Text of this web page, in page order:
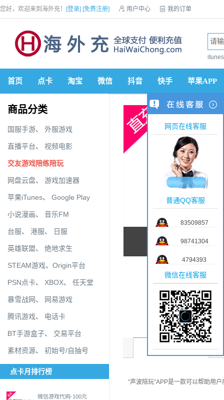
您好，欢迎来到海外充！ [登录] [免费注册]  用户中心  我的订单
首页 点卡 淘宝 微信 抖音 快手 苹果APP
商品分类
国服手游、 外服游戏
直播平台、 视频电影
交友游戏陪练陪玩
网盘云盘、 游戏加速器
苹果iTunes、 Google Play
小说漫画、 音乐FM
台服、 港服、 日服
英雄联盟、 绝地求生
STEAM游戏、 Origin平台
PSN点卡、 XBOX、 任天堂
暴雪战网、 网易游戏
腾讯游戏、 电话卡
BT手游盒子、 交易平台
素材资源、 初始号/自抽号
点卡月排行榜
微信游戏代购-100元
商品介绍
“声波陪玩”APP是一款可以帮助用
网页在线客服
普通QQ客服
83509857
98741304
4794393
微信在线客服